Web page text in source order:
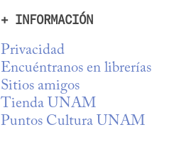
+ INFORMACIÓN
Privacidad
Encuéntranos en librerías
Sitios amigos
Tienda UNAM
Puntos Cultura UNAM